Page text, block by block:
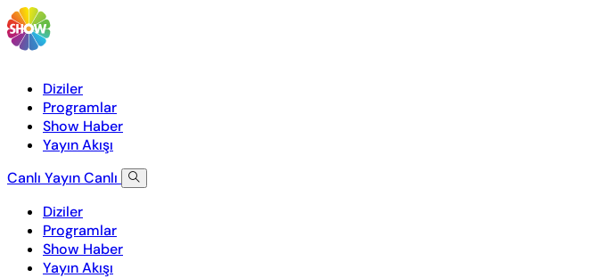
Diziler
Programlar
Show Haber
Yayın Akışı
Canlı YayınCanlı
Diziler
Programlar
Show Haber
Yayın Akışı